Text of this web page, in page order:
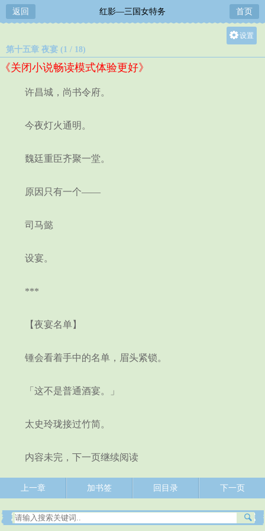
返回 红影—三国女特务 首页
设置
第十五章 夜宴 (1 / 18)
《关闭小说畅读模式体验更好》
许昌城，尚书令府。
今夜灯火通明。
魏廷重臣齐聚一堂。
原因只有一个——
司马懿
设宴。
***
【夜宴名单】
锺会看着手中的名单，眉头紧锁。
「这不是普通酒宴。」
太史玲珑接过竹简。
内容未完，下一页继续阅读
上一章 加书签 回目录 下一页